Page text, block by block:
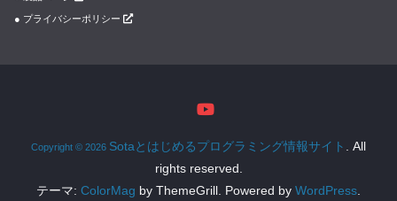
● プライバシーポリシー
Copyright © 2026 Sotaとはじめるプログラミング情報サイト
. All
rights reserved.
テーマ: ColorMag by ThemeGrill. Powered by WordPress